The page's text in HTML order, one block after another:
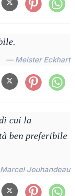
— Meister Eckhart
cui la
ben preferibile
Jouhandeau